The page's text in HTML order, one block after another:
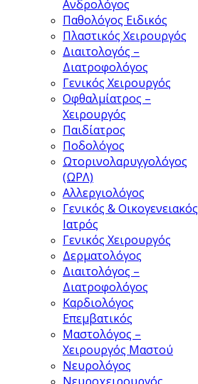
Ανδρολόγος
Παθολόγος Ειδικός
Πλαστικός Χειρουργός
Διαιτολογός –
Διατροφολόγος
Γενικός Χειρουργός
Οφθαλμίατρος –
Χειρουργός
Παιδίατρος
Ποδολόγος
Ωτορινολαρυγγολόγος
(ΩΡΛ)
Αλλεργιολόγος
Γενικός & Οικογενειακός
Ιατρός
Γενικός Χειρουργός
Δερματολόγος
Διαιτολόγος –
Διατροφολόγος
Καρδιολόγος
Επεμβατικός
Μαστολόγος –
Χειρουργός Μαστού
Νευρολόγος
Νευροχειρουργός